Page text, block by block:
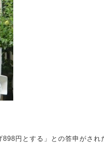
円とする」との答申がされ